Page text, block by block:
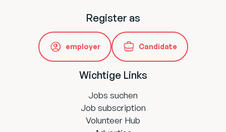
Register as
employer Candidate
Wichtige Links
Jobs suchen
Job subscription
Volunteer Hub